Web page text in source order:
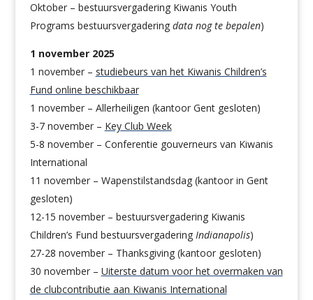
Oktober – bestuursvergadering Kiwanis Youth
Programs bestuursvergadering data nog te bepalen)
1 november 2025
1 november – studiebeurs van het Kiwanis Children’s
Fund online beschikbaar
1 november – Allerheiligen (kantoor Gent gesloten)
3-7 november – Key Club Week
5-8 november – Conferentie gouverneurs van Kiwanis
International
11 november – Wapenstilstandsdag (kantoor in Gent
gesloten)
12-15 november– bestuursvergadering Kiwanis
Children’s Fund bestuursvergadering Indianapolis)
27-28 november – Thanksgiving (kantoor gesloten)
30 november – Uiterste datum voor het overmaken van
de clubcontributie aan Kiwanis International